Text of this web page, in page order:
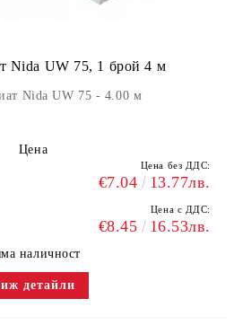
Nida UW 75, 1 брой 4 м
Nida UW 75 - 4.00 м
Цена
Цена без ДДС:
€7.04 13.77лв.
Цена с ДДС:
€8.45 16.53лв.
наличност
детайли